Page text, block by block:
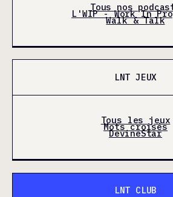
Tous nos
L'WIP - Work In
Walk & Talk
LNT JEUX
Tous les jeux
Mots croisés
DevineStar
LNT CLUB